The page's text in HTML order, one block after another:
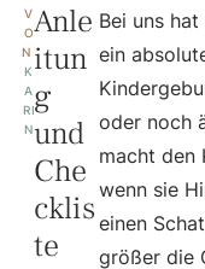
V
O
N
K
A
RI
N
Anle
itun
g
und
Che
cklis
te
Bei uns
ein
oder noch
macht den
wenn sie
einen
größer die